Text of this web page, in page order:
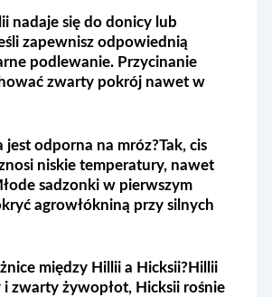
nadaje się do donicy lub
zapewnisz odpowiednią
podlewanie. Przycinanie
zwarty pokrój nawet w
jest odporna na mróz?Tak, cis
niskie temperatury, nawet
sadzonki w pierwszym
agrowłókniną przy silnych
między Hillii a Hicksii?Hillii
zwarty żywopłot, Hicksii rośnie